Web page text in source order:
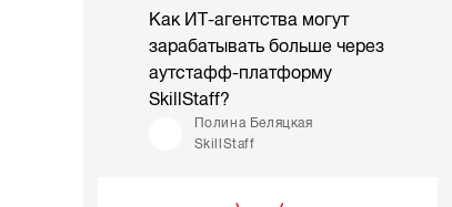
Как ИТ-агентства могут
зарабатывать больше через
аутстафф-платформу
SkillStaff?
Полина Беляцкая
SkillStaff